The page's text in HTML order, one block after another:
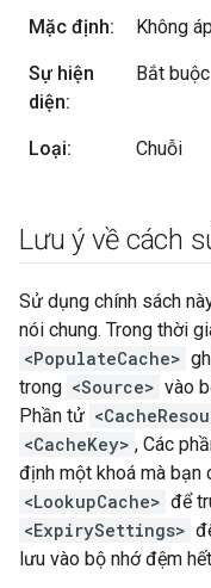
Mặc định: Không
Sự hiện
diện:
Bắt buộc
Loại: Chuỗi
Lưu ý về cách
Sử dụng chính sách
nói chung. Trong thời
<PopulateCache>
trong <Source> vào
Phần tử
<CacheKey> , Các
định một khoá mà bạn
<LookupCache> để
<ExpirySettings>
lưu vào bộ nhớ đệm